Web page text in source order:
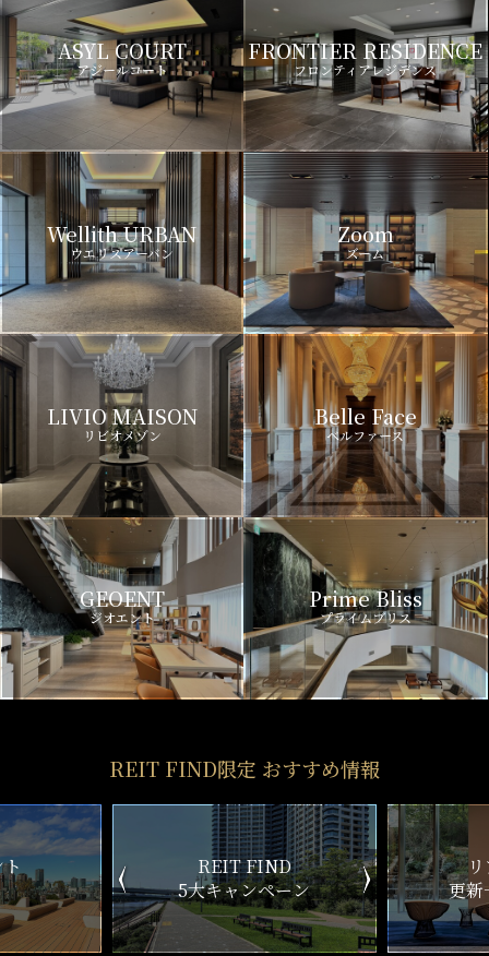
ASYL COURT
アジールコート
FRONTIER RESIDENCE
フロンティアレジデンス
Wellith URBAN
ウエリスアーバン
Zoom
ズーム
LIVIO MAISON
リビオメゾン
Belle Face
ベルファース
GEOENT
ジオエント
Prime Bliss
プライムブリス
REIT FIND限定 おすすめ情報
ン
リアルタイム
更新一覧チェック
新